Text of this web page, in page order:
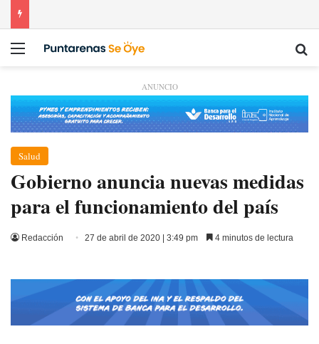
Menú
ANUNCIO
Salud
Gobierno anuncia nuevas medidas
para el funcionamiento del país
Redacción 27 de abril de 2020 | 3:49 pm 4 minutos de lectura